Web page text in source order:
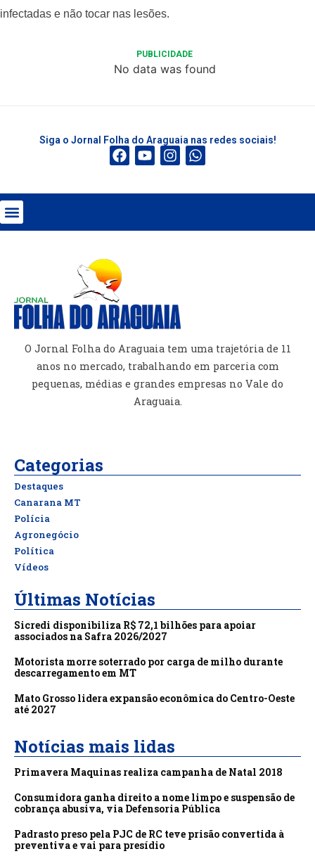
infectadas e não tocar nas lesões.
PUBLICIDADE
No data was found
Siga o Jornal Folha do Araguaia nas redes sociais!
O Jornal Folha do Araguaia tem uma trajetória de 11
anos no mercado, trabalhando em parceria com
pequenas, médias e grandes empresas no Vale do
Araguaia.
Categorias
Destaques
Canarana MT
Polícia
Agronegócio
Política
Vídeos
Últimas Notícias
Sicredi disponibiliza R$ 72,1 bilhões para apoiar
associados na Safra 2026/2027
Motorista morre soterrado por carga de milho durante
descarregamento em MT
Mato Grosso lidera expansão econômica do Centro-Oeste
até 2027
Notícias mais lidas
Primavera Maquinas realiza campanha de Natal 2018
Consumidora ganha direito a nome limpo e suspensão de
cobrança abusiva, via Defensoria Pública
Padrasto preso pela PJC de RC teve prisão convertida à
preventiva e vai para presídio